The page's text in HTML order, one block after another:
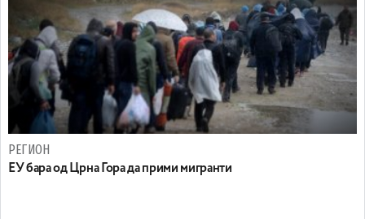
РЕГИОН
EУ бара од Црна Гора да прими мигранти